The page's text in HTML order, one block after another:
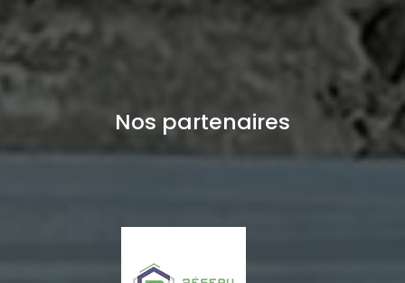
Nos partenaires